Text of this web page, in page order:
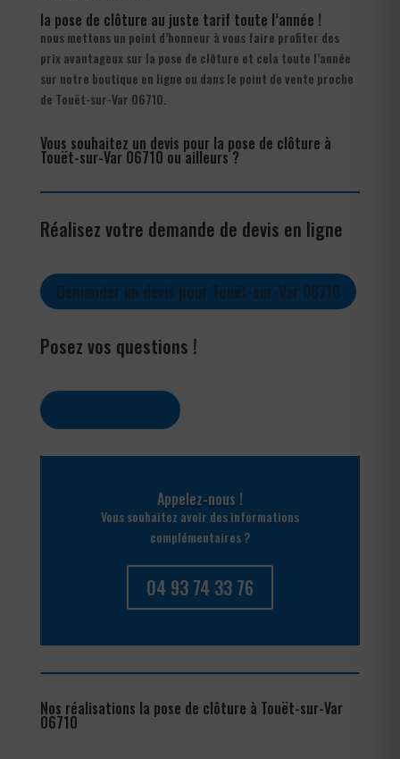
la pose de clôture au juste tarif toute l’année !
nous mettons un point d’honneur à vous faire profiter des
prix avantageux sur la pose de clôture et cela toute l’année
sur notre boutique en ligne ou dans le point de vente proche
de Touët-sur-Var 06710.
Vous souhaitez un devis pour la pose de clôture à
Touët-sur-Var 06710 ou ailleurs ?
Réalisez votre demande de devis en ligne
Posez vos questions !
Appelez-nous !
Vous souhaitez avoir des informations
complémentaires ?
04 93 74 33 76
Nos réalisations la pose de clôture à Touët-sur-Var
06710